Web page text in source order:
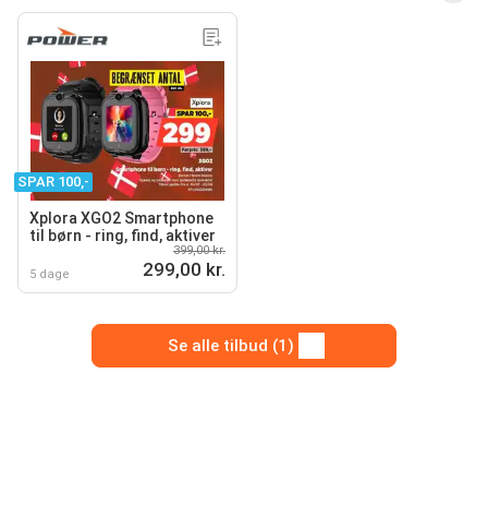
SPAR 100,-
Xplora XGO2 Smartphone
til børn - ring, find, aktiver
5 dage
399,00 kr.
299,00 kr.
Se alle tilbud (1)